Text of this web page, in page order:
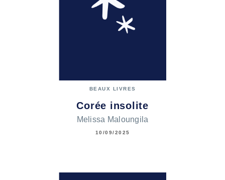
BEAUX LIVRES
Corée insolite
Melissa Maloungila
10/09/2025